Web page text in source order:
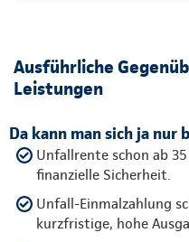
Ausführliche
Leistungen
Da kann man sich ja nur
Unfallrente schon ab
finanzielle Sicherheit.
Unfall-Einmalzahlung
kurzfristige, hohe